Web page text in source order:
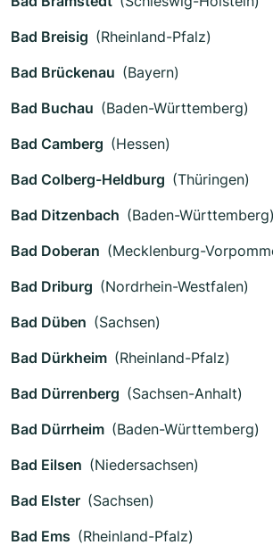
Bad Breisig (Rheinland-Pfalz)
Bad Brückenau (Bayern)
Bad Buchau (Baden-Württemberg)
Bad Camberg (Hessen)
Bad Colberg-Heldburg (Thüringen)
Bad Ditzenbach (Baden-Württemberg)
Bad Doberan (Mecklenburg-
Bad Driburg (Nordrhein-Westfalen)
Bad Düben (Sachsen)
Bad Dürkheim (Rheinland-Pfalz)
Bad Dürrenberg (Sachsen-Anhalt)
Bad Dürrheim (Baden-Württemberg)
Bad Eilsen (Niedersachsen)
Bad Elster (Sachsen)
Bad Ems (Rheinland-Pfalz)